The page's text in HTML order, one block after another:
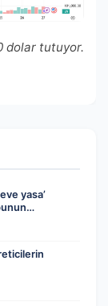
dolar tutuyor.
yasa’